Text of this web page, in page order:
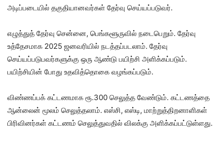
அடிப்படையில் தகுதியானவர்கள் தேர்வு செய்யப்படுவர்.
எழுத்துத் தேர்வு சென்னை, பெங்களூருவில் நடைபெறும். தேர்வு
உத்தேசமாக 2025 ஜனவரியில் நடத்தப்படலாம். தேர்வு
செய்யப்படுபவர்களுக்கு ஒரு ஆண்டு பயிற்சி அளிக்கப்படும்.
பயிற்சியின் போது உதவித்தொகை வழங்கப்படும்.
விண்ணப்பக் கட்டணமாக ரூ.300 செலுத்த வேண்டும். கட்டணத்தை
ஆன்லைன் மூலம் செலுத்தலாம். எஸ்சி, எஸ்டி, மாற்றுத்திறனாளிகள்
பிரிவினர்கள் கட்டணம் செலுத்துவதில் விலக்கு அளிக்கப்பட்டுள்ளது.